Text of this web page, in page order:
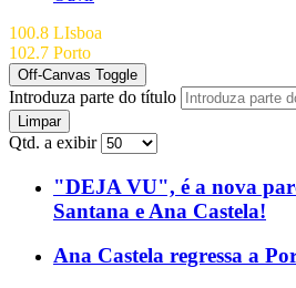
100.8 LIsboa
102.7 Porto
Off-Canvas Toggle
Introduza parte do título
Limpar
Qtd. a exibir
"DEJA VU", é a nova
Santana e Ana Castela!
Ana Castela regressa a